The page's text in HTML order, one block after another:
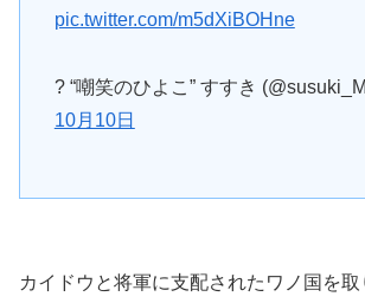
pic.twitter.com/m5dXiBOHne
? “嘲笑のひよこ” すすき
10月10日
カイドウと将軍に支配されたワノ国を取